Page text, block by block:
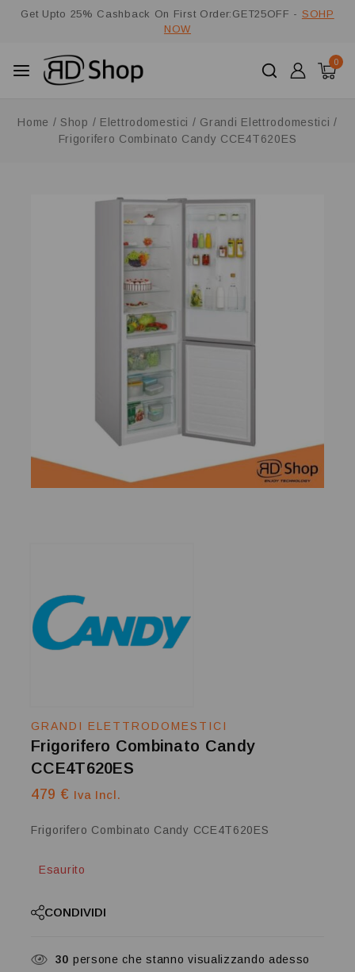
Get Upto 25% Cashback On First Order:GET25OFF - SOHP
NOW
0
Home / Shop / Elettrodomestici / Grandi Elettrodomestici /
Frigorifero Combinato Candy CCE4T620ES
GRANDI ELETTRODOMESTICI
Frigorifero Combinato Candy
CCE4T620ES
479 € Iva Incl.
Frigorifero Combinato Candy CCE4T620ES
Esaurito
CONDIVIDI
30 persone che stanno visualizzando adesso